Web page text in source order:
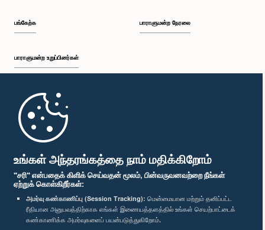
உங்கள் அந்தரங்கத்தை நாம் மதிக்கிறோம்
"சரி" என்பதைக் கிளிக் செய்வதன் மூலம், பின்வருவனவற்றை நீங்கள்
ஏற்றுக் கொள்கிறீர்கள்:
அமர்வு கண்காணிப்பு (Session Tracking): மென்மையான மற்றும் தனிப்பட்ட
ரீதியான அனுபவத்திற்காக எங்கள் இணையத்தளத்தில் உங்கள் செயற்பாட்டைக்
கண்காணிக்க அமர்வுகளைப் பயன்படுத்துகிறோம்.
பங்கேற்க
பாராளுமன்ற உறுப்பினர்கள்
முதற்பக்கம்
பாராளுமன்ற நேரலை
பாராளுமன்ற கையடக்க செயலி
எம்மை பின்தொடர்க :